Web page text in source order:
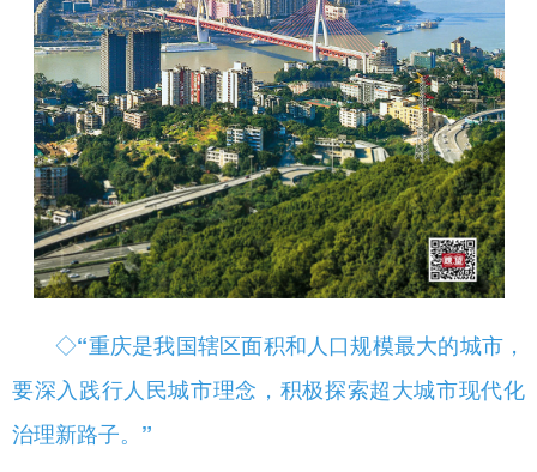
◇“重庆是我国辖区面积和人口规模最大的城市，
要深入践行人民城市理念，积极探索超大城市现代化
治理新路子。”